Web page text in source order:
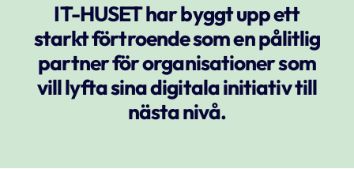
IT-HUSET har byggt upp ett
starkt förtroende som en pålitlig
partner för organisationer som
vill lyfta sina digitala initiativ till
nästa nivå.